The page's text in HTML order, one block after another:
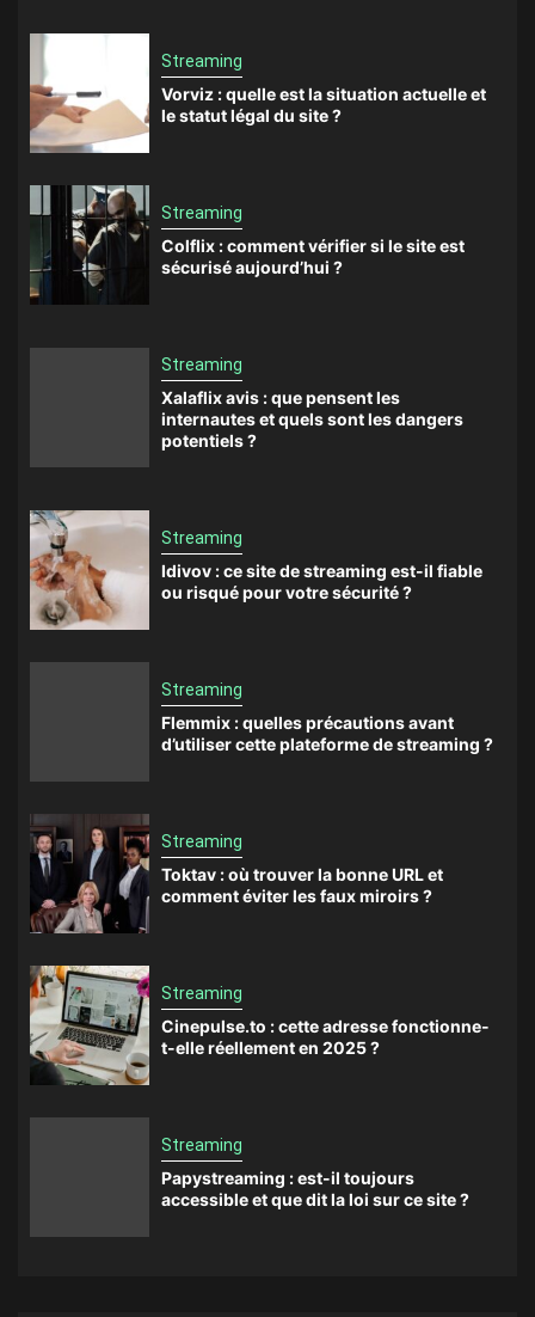
Streaming
Vorviz : quelle est la situation actuelle et
le statut légal du site ?
Streaming
Colflix : comment vérifier si le site est
sécurisé aujourd’hui ?
Streaming
Xalaflix avis : que pensent les
internautes et quels sont les dangers
potentiels ?
Streaming
Idivov : ce site de streaming est-il fiable
ou risqué pour votre sécurité ?
Streaming
Flemmix : quelles précautions avant
d’utiliser cette plateforme de streaming ?
Streaming
Toktav : où trouver la bonne URL et
comment éviter les faux miroirs ?
Streaming
Cinepulse.to : cette adresse fonctionne-
t-elle réellement en 2025 ?
Streaming
Papystreaming : est-il toujours
accessible et que dit la loi sur ce site ?